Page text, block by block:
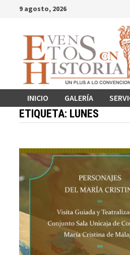
Saltar
contenido
9 agosto, 2026
INICIO GALERÍA
ETIQUETA: LUNES